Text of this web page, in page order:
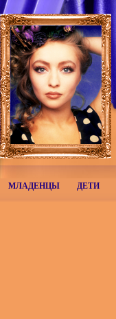
МЛАДЕНЦЫ ДЕТИ